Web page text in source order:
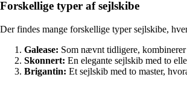
Forskellige typer af sejlskibe
Der findes mange forskellige typer sejlskibe,
Galease: Som nævnt tidligere,
Skonnert: En elegante sejlskib med to
Brigantin: Et sejlskib med to master,